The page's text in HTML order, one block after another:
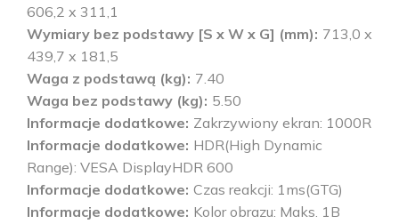
606,2 x 311,1
Wymiary bez podstawy [S x W x G] (mm) 713,0 x
439,7 x 181,5
Waga z podstawą (kg) 7.40
Waga bez podstawy (kg) 5.50
Informacje dodatkowe Zakrzywiony ekran: 1000R
Informacje dodatkowe HDR(High Dynamic
Range): VESA DisplayHDR 600
Informacje dodatkowe Czas reakcji: 1ms(GTG)
Informacje dodatkowe Kolor obrazu: Maks. 1B